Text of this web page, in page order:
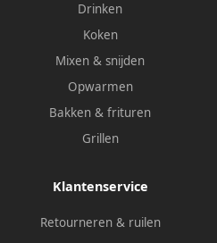
Drinken
Koken
Mixen & snijden
Opwarmen
Bakken & frituren
Grillen
Klantenservice
Retourneren & ruilen